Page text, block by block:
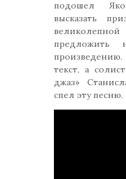
подошел
высказать
предложить
текст, а
джаз»
спел эту песню.